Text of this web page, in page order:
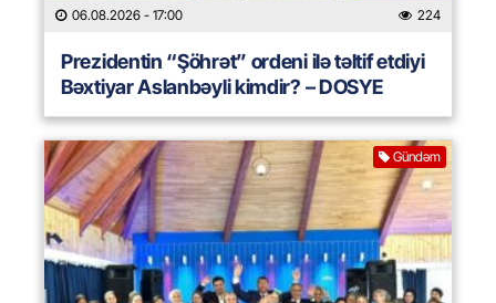
06.08.2026 - 17:00 224
Prezidentin “Şöhrət” ordeni ilə təltif etdiyi
Bəxtiyar Aslanbəyli kimdir? – DOSYE
Gündəm